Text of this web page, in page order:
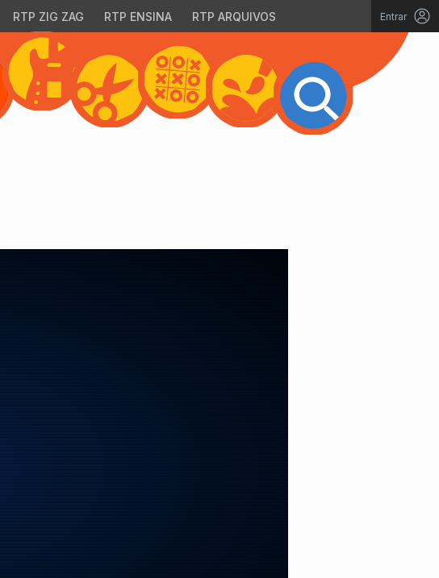
RTP ZIG ZAG RTP ENSINA RTP ARQUIVOS Entrar